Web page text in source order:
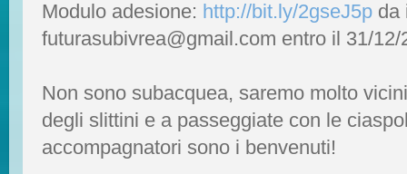
Modulo adesione: http://bit.ly/2gseJ5p da
futurasubivrea@gmail.com entro il 31/12/
Non sono subacquea, saremo molto
degli slittini e a passeggiate con le
accompagnatori sono i benvenuti!